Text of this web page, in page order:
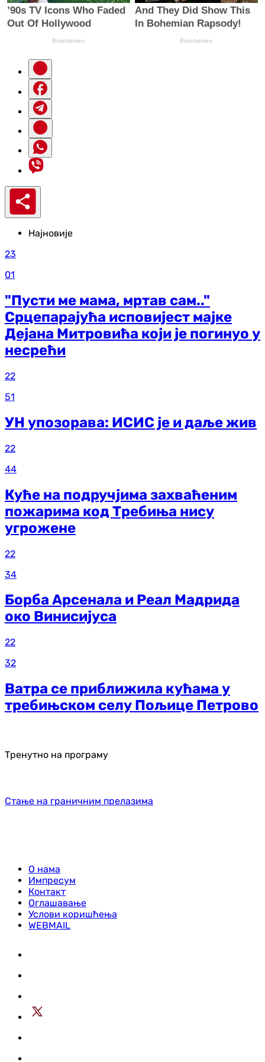
Најновије
23
01
"Пусти ме мама, мртав сам.."
Срцепарајућа исповијест мајке
Дејана Митровића који је погинуо у
несрећи
22
51
УН упозорава: ИСИС је и даље жив
22
44
Куће на подручјима захваћеним
пожарима код Требиња нису
угрожене
22
34
Борба Арсенала и Реал Мадрида
око Винисијуса
22
32
Ватра се приближила кућама у
требињском селу Пољице Петрово
Тренутно на програму
Стање на граничним прелазима
О нама
Импресум
Контакт
Оглашавање
Услови коришћења
WEBMAIL